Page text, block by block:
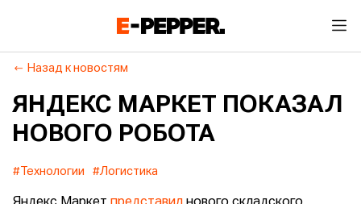
Назад к новостям
ЯНДЕКС МАРКЕТ ПОКАЗАЛ
НОВОГО РОБОТА
#Технологии #Логистика